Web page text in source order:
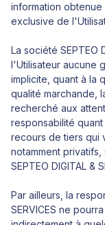
information
exclusive de
La société SEPTEO
l'Utilisateur aucune
implicite, quant à la
qualité marchande,
recherché aux
responsabilité
recours de tiers qui
notamment
SEPTEO DIGITAL &
Par ailleurs, la
SERVICES ne